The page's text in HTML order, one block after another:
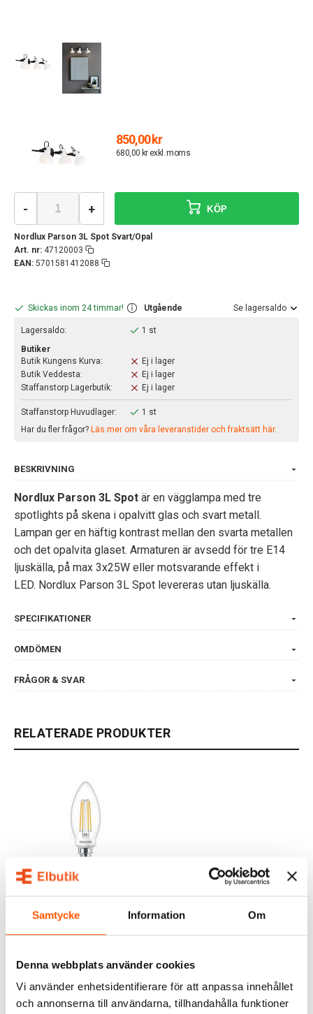
Samtycke Information Om
Denna webbplats använder cookies
Vi använder enhetsidentifierare för att anpassa innehållet
och annonserna till användarna, tillhandahålla funktioner
850,00 kr
680,00 kr exkl. moms
Nordlux Parson 3L Spot Svart/Opal
Art. nr: 47120003
EAN: 5701581412088
- + KÖP
Skickas inom 24 timmar! Utgående Se lagersaldo
Lagersaldo:
1 st
Butiker
Butik Kungens Kurva:
Ej i lager
Butik Veddesta:
Ej i lager
Staffanstorp Lagerbutik:
Ej i lager
Staffanstorp Huvudlager:
1 st
Har du fler frågor? Läs mer om våra leveranstider och fraktsätt här.
BESKRIVNING
Nordlux Parson 3L Spot är en vägglampa med tre
spotlights på skena i opalvitt glas och svart metall.
Lampan ger en häftig kontrast mellan den svarta metallen
och det opalvita glaset. Armaturen är avsedd för tre E14
ljuskälla, på max 3x25W eller motsvarande effekt i
LED. Nordlux Parson 3L Spot levereras utan ljuskälla.
SPECIFIKATIONER
OMDÖMEN
FRÅGOR & SVAR
RELATERADE PRODUKTER
Kron 3,4W (40W) E14 Dim
PHILIPS
59,00 kr
LÄGG I VARUKORG